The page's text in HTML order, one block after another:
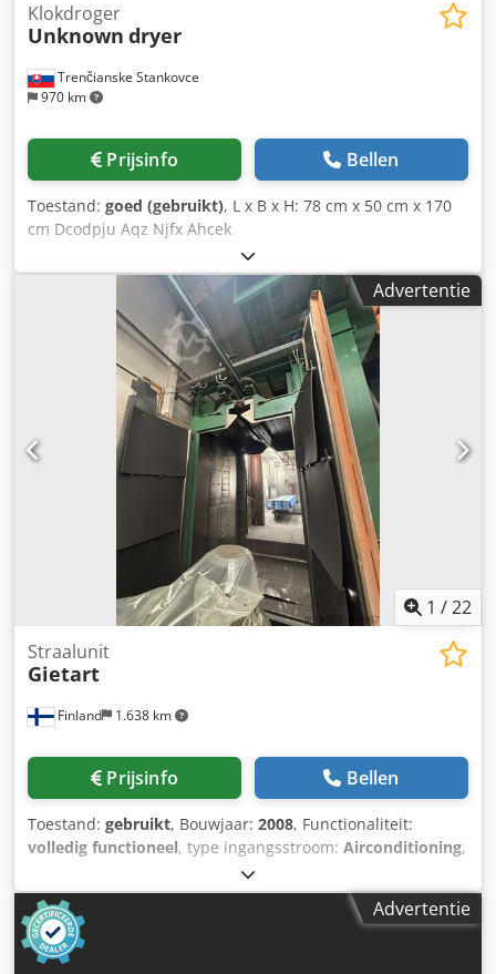
Trenčianske Stankovce
970 km
Klokdroger
Unknown dryer
Prijsinfo Bellen
Toestand: goed (gebruikt), L x B x H: 78 cm x 50 cm x 170
cm Dcodpju Aqz Njfx Ahcek
Advertentie
1 /22
Finland 1.638 km
Straalunit
Gietart
Prijsinfo Bellen
Toestand: gebruikt, Bouwjaar: 2008, Functionaliteit:
volledig functioneel, type ingangsstroom: Airconditioning,
, binnenlengte:
binnenhoogte:2.500 mm, Uitrusting:kraan, verlichting,
Straal- en laklijn. Bezichtigen tijdens test mogelijk.
Djdpfxsygnm De Ahcock
Advertentie